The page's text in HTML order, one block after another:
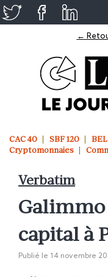
←
CAC 40 SBF 120
Cryptomonnaies
Verbatim
Galimmo
capital à
Publié le 14 novembre